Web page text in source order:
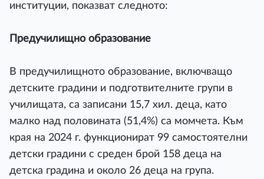
институции, показват следното:
Предучилищно образование
В предучилищното образование, включващо
детските градини и подготвителните групи в
училищата, са записани 15,7 хил. деца, като
малко над половината (51,4%) са момчета. Към
края на 2024 г. функционират 99 самостоятелни
детски градини с среден брой 158 деца на
детска градина и около 26 деца на група.